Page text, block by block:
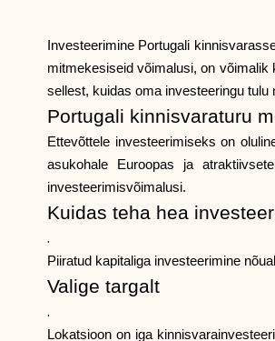
Investeerimine Portugali
mitmekesiseid võimalusi, on võimalik
sellest, kuidas oma investeeringu tulu
Portugali kinnisvaraturu
Ettevõttele investeerimiseks on
asukohale Euroopas ja
investeerimisvõimalusi.
Kuidas teha hea
.
Piiratud kapitaliga investeerimine
Valige targalt
.
Lokatsioon on iga